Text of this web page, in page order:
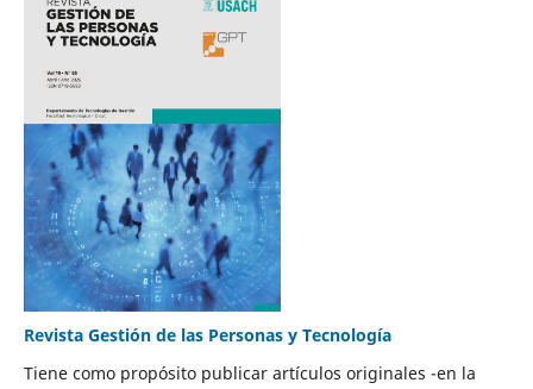
Revista Gestión de las Personas y Tecnología
Tiene como propósito publicar artículos originales -en la